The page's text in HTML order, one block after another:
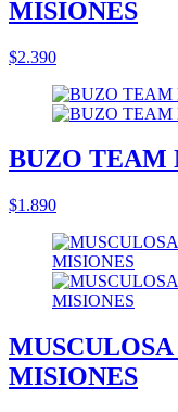
MISIONES
$2.390
BUZO TEAM
$1.890
MISIONES